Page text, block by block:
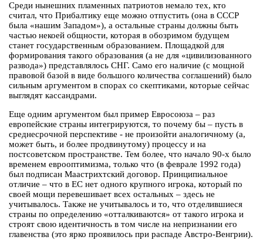
Среди нынешних пламенных патриотов немало тех, кто
считал, что Прибалтику еще можно отпустить (она в СССР
была «нашим Западом»), а остальные страны должны быть
частью некоей общности, которая в обозримом будущем
станет государственным образованием. Площадкой для
формирования такого образования (а не для «цивилизованного
развода») представлялось СНГ. Само его наличие (с мощной
правовой базой в виде большого количества соглашений) было
сильным аргументом в спорах со скептиками, которые сейчас
выглядят кассандрами.
Еще одним аргументом был пример Евросоюза – раз
европейские страны интегрируются, то почему бы – пусть в
среднесрочной перспективе - не произойти аналогичному (а,
может быть, и более продвинутому) процессу и на
постсоветском пространстве. Тем более, что начало 90-х было
временем еврооптимизма, только что (в феврале 1992 года)
был подписан Маастрихтский договор. Принципиальное
отличие – что в ЕС нет одного крупного игрока, который по
своей мощи перевешивает всех остальных – здесь не
учитывалось. Также не учитывалось и то, что отделившиеся
страны по определению «отталкиваются» от такого игрока и
строят свою идентичность в том числе на непризнании его
главенства (это ярко проявилось при распаде Австро-Венгрии).